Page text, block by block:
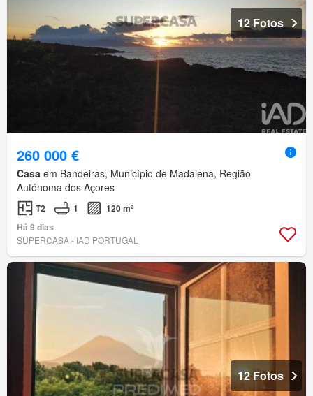
12 Fotos
260 000 €
Casa em Bandeiras, Município de Madalena, Região
Autónoma dos Açores
T2 1
120 m²
Há 9 dias
SUPERCASA - IAD PORTUGAL
12 Fotos